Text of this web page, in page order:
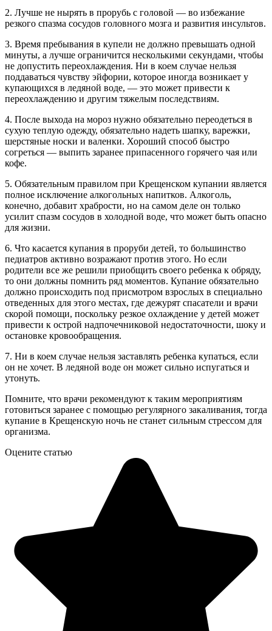
2. Лучше не нырять в прорубь с головой — во избежание
резкого спазма сосудов головного мозга и развития инсультов.
3. Время пребывания в купели не должно превышать одной
минуты, а лучше ограничится несколькими секундами, чтобы
не допустить переохлаждения. Ни в коем случае нельзя
поддаваться чувству эйфории, которое иногда возникает у
купающихся в ледяной воде, — это может привести к
переохлаждению и другим тяжелым последствиям.
4. После выхода на мороз нужно обязательно переодеться в
сухую теплую одежду, обязательно надеть шапку, варежки,
шерстяные носки и валенки. Хороший способ быстро
согреться — выпить заранее припасенного горячего чая или
кофе.
5. Обязательным правилом при Крещенском купании является
полное исключение алкогольных напитков. Алкоголь,
конечно, добавит храбрости, но на самом деле он только
усилит спазм сосудов в холодной воде, что может быть опасно
для жизни.
6. Что касается купания в проруби детей, то большинство
педиатров активно возражают против этого. Но если
родители все же решили приобщить своего ребенка к обряду,
то они должны помнить ряд моментов. Купание обязательно
должно происходить под присмотром взрослых в специально
отведенных для этого местах, где дежурят спасатели и врачи
скорой помощи, поскольку резкое охлаждение у детей может
привести к острой надпочечниковой недостаточности, шоку и
остановке кровообращения.
7. Ни в коем случае нельзя заставлять ребенка купаться, если
он не хочет. В ледяной воде он может сильно испугаться и
утонуть.
Помните, что врачи рекомендуют к таким мероприятиям
готовиться заранее с помощью регулярного закаливания, тогда
купание в Крещенскую ночь не станет сильным стрессом для
организма.
Оцените статью